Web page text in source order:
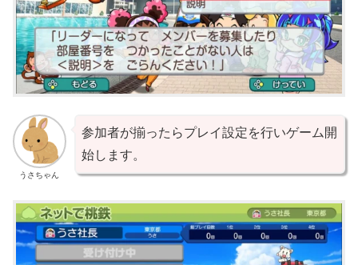
うさちゃん
参加者が揃ったらプレイ設定を行いゲーム開
始します。